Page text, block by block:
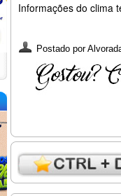
Informações do clima
Postado por